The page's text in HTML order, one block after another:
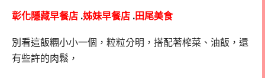
彰化隱藏早餐店 .姊妹早餐店 .田尾美食
別看這飯糰小小一個，粒粒分明，搭配著榨菜、油飯，還
有些許的肉鬆，